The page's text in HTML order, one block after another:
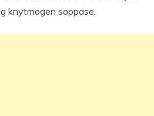
knytmogen soppase.